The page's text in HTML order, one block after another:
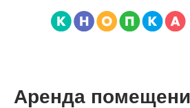
Аренда